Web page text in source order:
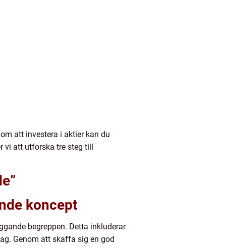
att investera i aktier kan du
vi att utforska tre steg till
koncept
begreppen. Detta inkluderar
Genom att skaffa sig en god